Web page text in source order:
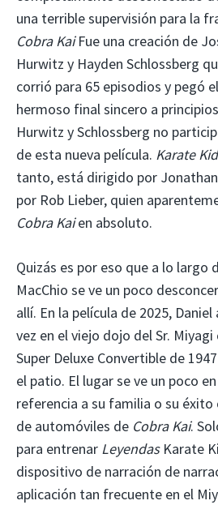
una terrible supervisión para la
Cobra KaiFue una creación de
Hurwitz y Hayden Schlossberg
corrió para 65 episodios y pegó
hermoso final sincero a
Hurwitz y Schlossberg no
de esta nueva película. Karate
tanto, está dirigido por
por Rob Lieber, quien
Cobra Kaien absoluto.
Quizás es por eso que a lo largo
MacChio se ve un poco
allí. En la película de 2025,
vez en el viejo dojo del Sr.
Super Deluxe Convertible de
el patio. El lugar se ve un poco
referencia a su familia o su
de automóviles de Cobra Kai.
para entrenar LeyendasKarate
dispositivo de narración de
aplicación tan frecuente en el